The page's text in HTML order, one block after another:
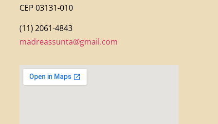
CEP 03131-010
(11) 2061-4843
madreassunta@gmail.com